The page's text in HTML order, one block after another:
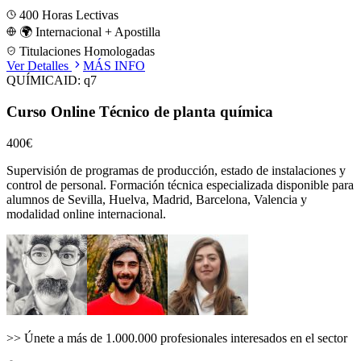
400 Horas Lectivas
🌍 Internacional + Apostilla
Titulaciones Homologadas
Ver Detalles
MÁS INFO
QUÍMICAID: q7
Curso Online Técnico de planta química
400€
Supervisión de programas de producción, estado de instalaciones y
control de personal. Formación técnica especializada disponible para
alumnos de Sevilla, Huelva, Madrid, Barcelona, Valencia y
modalidad online internacional.
>> Únete a más de 1.000.000 profesionales interesados en el sector